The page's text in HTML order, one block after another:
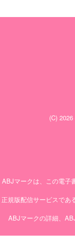
(C) 2026
ABJマークは、この電子
正規版配信サービスであ
ABJマークの詳細、